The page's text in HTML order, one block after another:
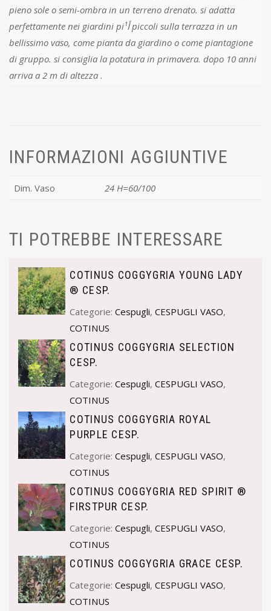
pieno sole o semi-ombra in un terreno drenato. si adatta
perfettamente nei giardini piأ¹ piccoli sulla terrazza in un
bellissimo vaso, come pianta da giardino o come piantagione
di gruppo. si consiglia la potatura in primavera. dopo 10 anni
arriva a 2 m di altezza .
INFORMAZIONI AGGIUNTIVE
Dim. Vaso 24 H=60/100
TI POTREBBE INTERESSARE
COTINUS COGGYGRIA YOUNG LADY
® CESP.
Categorie:Cespugli,CESPUGLI VASO,
COTINUS
COTINUS COGGYGRIA SELECTION
CESP.
Categorie:Cespugli,CESPUGLI VASO,
COTINUS
COTINUS COGGYGRIA ROYAL
PURPLE CESP.
Categorie:Cespugli,CESPUGLI VASO,
COTINUS
COTINUS COGGYGRIA RED SPIRIT ®
FIRSTPUR CESP.
Categorie:Cespugli,CESPUGLI VASO,
COTINUS
COTINUS COGGYGRIA GRACE CESP.
Categorie:Cespugli,CESPUGLI VASO,
COTINUS